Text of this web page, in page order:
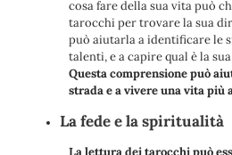
cosa fare della sua vita può
tarocchi per trovare la sua
può aiutarla a identificare le
talenti, e a capire qual è la
Questa comprensione può
strada e a vivere una vita più
La fede e la spiritualità
La lettura dei tarocchi può